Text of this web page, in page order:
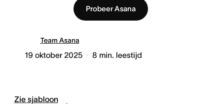
Probeer Asana
Team Asana
19 oktober 2025 8 min. leestijd
Zie sjabloon